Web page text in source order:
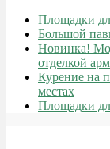
Площадки
Большой
Новинка!
отделкой
Курение на
местах
Площадки